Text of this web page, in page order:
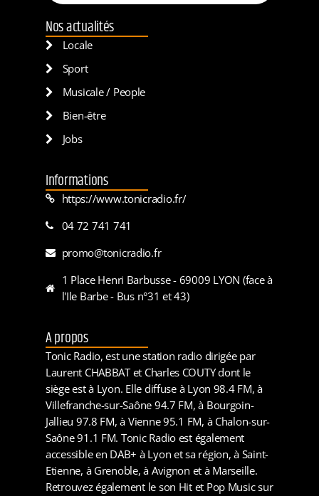
Nos actualités
Locale
Sport
Musicale / People
Bien-être
Jobs
Informations
https://www.tonicradio.fr/
04 72 741 741
promo@tonicradio.fr
1 Place Henri Barbusse - 69009 LYON (face à
l'Ile Barbe - Bus n°31 et 43)
A propos
Tonic Radio, est une station radio dirigée par
Laurent CHABBAT et Charles COUTY dont le
siège est à Lyon. Elle diffuse à Lyon 98.4 FM, à
Villefranche-sur-Saône 94.7 FM, à Bourgoin-
Jallieu 97.8 FM, à Vienne 95.1 FM, à Chalon-sur-
Saône 91.1 FM. Tonic Radio est également
accessible en DAB+ à Lyon et sa région, à Saint-
Etienne, à Grenoble, à Avignon et à Marseille.
Retrouvez également le son Hit et Pop Music sur